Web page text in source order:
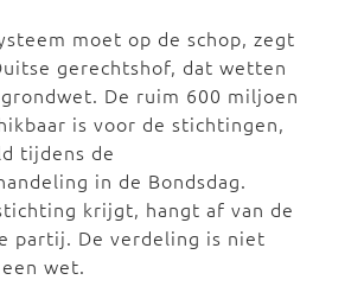
moet op de schop, zegt
gerechtshof, dat wetten
De ruim 600 miljoen
is voor de stichtingen,
tijdens de
in de Bondsdag.
krijgt, hangt af van de
partij. De verdeling is niet
wet.